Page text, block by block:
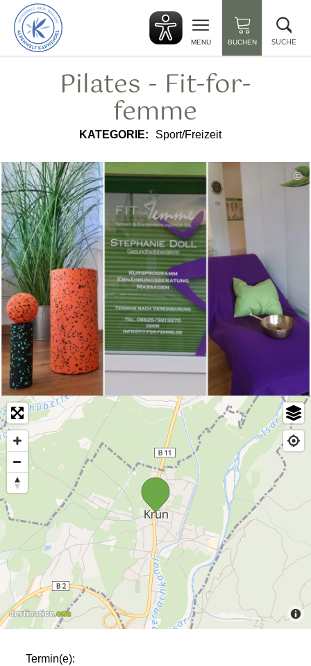
zurück
zur
Startseite
MENU BUCHEN SUCHE
Pilates - Fit-for-
femme
KATEGORIE: Sport/Freizeit
©
Termin(e):